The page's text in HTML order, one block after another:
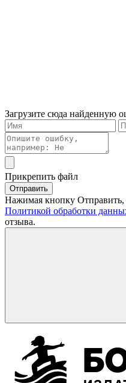
Загрузите сюда найденную
Прикрепить файл
Отправить
Нажимая кнопку Отправить,
Политикой обработки
отзыва.